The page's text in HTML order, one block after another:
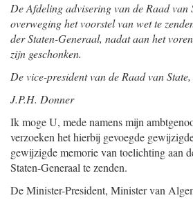
De Afdeling advisering van de Raad van
overweging het voorstel van wet te
der Staten-Generaal, nadat aan het
zijn geschonken.
De vice-president van de Raad van State,
J.P.H. Donner
Ik moge U, mede namens mijn
verzoeken het hierbij gevoegde
gewijzigde memorie van toelichting aan
Staten-Generaal te zenden.
De Minister-President, Minister van